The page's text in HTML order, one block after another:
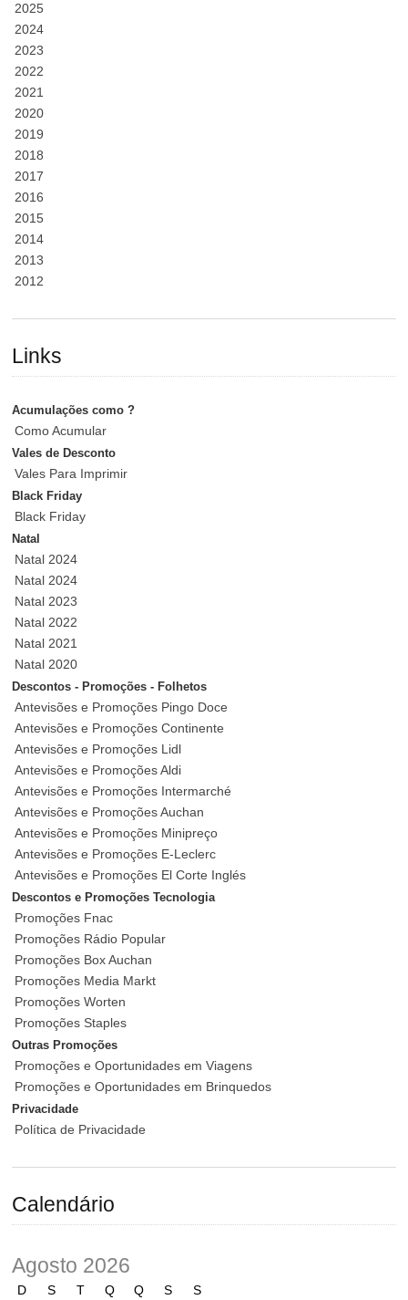
2025
2024
2023
2022
2021
2020
2019
2018
2017
2016
2015
2014
2013
2012
Links
Acumulações como ?
Como Acumular
Vales de Desconto
Vales Para Imprimir
Black Friday
Black Friday
Natal
Natal 2024
Natal 2024
Natal 2023
Natal 2022
Natal 2021
Natal 2020
Descontos - Promoções - Folhetos
Antevisões e Promoções Pingo Doce
Antevisões e Promoções Continente
Antevisões e Promoções Lidl
Antevisões e Promoções Aldi
Antevisões e Promoções Intermarché
Antevisões e Promoções Auchan
Antevisões e Promoções Minipreço
Antevisões e Promoções E-Leclerc
Antevisões e Promoções El Corte Inglés
Descontos e Promoções Tecnologia
Promoções Fnac
Promoções Rádio Popular
Promoções Box Auchan
Promoções Media Markt
Promoções Worten
Promoções Staples
Outras Promoções
Promoções e Oportunidades em Viagens
Promoções e Oportunidades em Brinquedos
Privacidade
Política de Privacidade
Calendário
Agosto 2026
D S T Q Q S
S